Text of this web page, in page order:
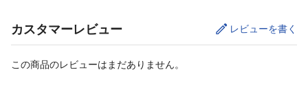
カスタマーレビュー レビューを書く
この商品のレビューはまだありません。